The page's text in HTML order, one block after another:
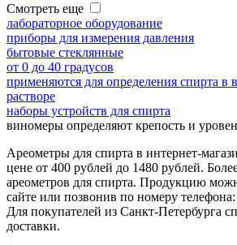
Смотреть еще
лабораторное оборудование
приборы для измерения давления
бытовые стеклянные
от 0 до 40 градусов
применяются для определения спирта в
растворе
наборы устройств для спирта
виномеры определяют крепость и
Ареометры для спирта в интернет-
цене от 400 рублей до 1480 рублей.
ареометров для спирта. Продукцию
сайте или позвонив по номеру
Для покупателей из Санкт-Петербурга
доставки.